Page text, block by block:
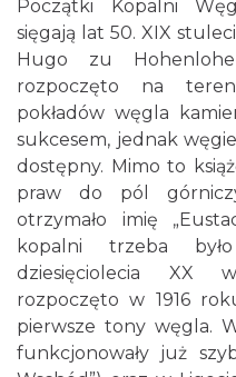
Początki Kopalni
sięgają lat 50. XIX
Hugo zu
rozpoczęto na
pokładów węgla
sukcesem, jednak
dostępny. Mimo to
praw do pól
otrzymało imię
kopalni trzeba
dziesięciolecia XX
rozpoczęto w 1916
pierwsze tony węgla.
funkcjonowały już